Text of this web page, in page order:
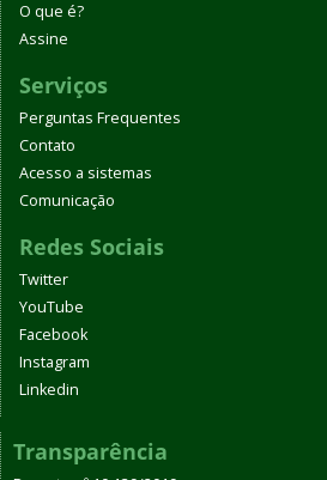
O que é?
Assine
Serviços
Perguntas Frequentes
Contato
Acesso a sistemas
Comunicação
Redes Sociais
Twitter
YouTube
Facebook
Instagram
Linkedin
Transparência